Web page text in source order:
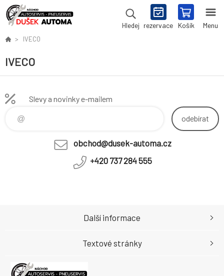
Hledej rezervace Košík Menu
IVECO
IVECO
Slevy a novinky e-mailem
odebírat
obchod@dusek-automa.cz
+420 737 284 555
Další informace
Textové stránky